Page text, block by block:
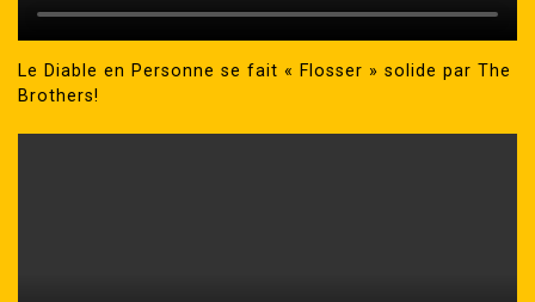
Le Diable en Personne se fait « Flosser » solide par The
Brothers!